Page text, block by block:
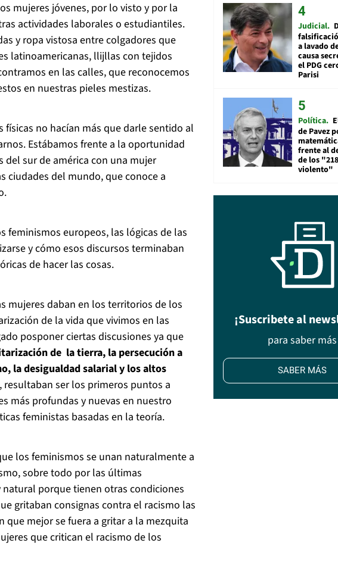
mujeres jóvenes, por lo visto y por la
actividades laborales o estudiantiles.
y ropa vistosa entre colgadores que
latinoamericanas, llijllas con tejidos
en las calles, que reconocemos
en nuestras pieles mestizas.
no hacían más que darle sentido al
Estábamos frente a la oportunidad
del sur de américa con una mujer
ciudades del mundo, que conoce a
feminismos europeos, las lógicas de las
y cómo esos discursos terminaban
de hacer las cosas.
mujeres daban en los territorios de los
de la vida que vivimos en las
posponer ciertas discusiones ya que
de la tierra, la persecución a
la desigualdad salarial y los altos
, resultaban ser los primeros puntos a
más profundas y nuevas en nuestro
feministas basadas en la teoría.
los feminismos se unan naturalmente a
sobre todo por las últimas
natural porque tienen otras condiciones
gritaban consignas contra el racismo las
que mejor se fuera a gritar a la mezquita
que critican el racismo de los
Judicial
a lavado
causa
el PDG
Parisi
Política
de Pavez
frente al
de los
violento"
¡Suscribete al
para saber más
SABER MÁS